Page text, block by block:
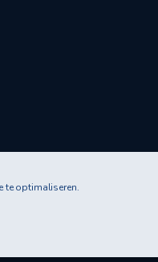
te optimaliseren.